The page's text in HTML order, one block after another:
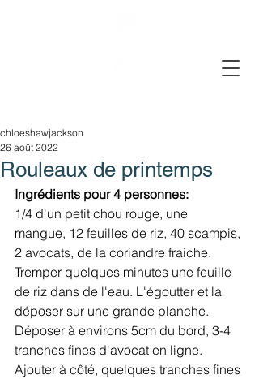
Rouleaux de printemps
chloeshawjackson
26 août 2022
Ingrédients pour 4 personnes:
1/4 d'un petit chou rouge, une
mangue, 12 feuilles de riz, 40 scampis,
2 avocats, de la coriandre fraiche.
Tremper quelques minutes une feuille
de riz dans de l'eau. L'égoutter et la
déposer sur une grande planche.
Déposer à environs 5cm du bord, 3-4
tranches fines d'avocat en ligne.
Ajouter à côté, quelques tranches fines